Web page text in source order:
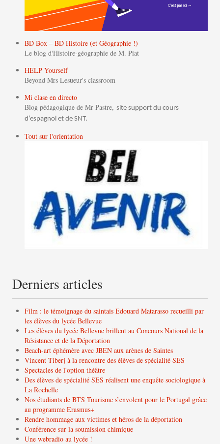
BD Box – BD Histoire (et Géographie !)
Le blog d'Histoire-géographie de M. Piat
HELP Yourself
Beyond Mrs Lesueur's classroom
Mi clase en directo
Blog pédagogique de Mr Pastre, site support du cours
d’espagnol et de SNT.
Tout sur l'orientation
Derniers articles
Film : le témoignage du saintais Edouard Matarasso recueilli par
les élèves du lycée Bellevue
Les élèves du lycée Bellevue brillent au Concours National de la
Résistance et de la Déportation
Beach-art éphémère avec JBEN aux arènes de Saintes
Vincent Tiberj à la rencontre des élèves de spécialité SES
Spectacles de l'option théâtre
Des élèves de spécialité SES réalisent une enquête sociologique à
La Rochelle
Nos étudiants de BTS Tourisme s’envolent pour le Portugal grâce
au programme Erasmus+
Rendre hommage aux victimes et héros de la déportation
Conférence sur la soumission chimique
Une webradio au lycée !